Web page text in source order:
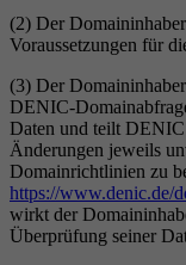
(2) Der
Voraussetzungen für
(3) Der
DENIC-
Daten und teilt
Änderungen jeweils
Domainrichtlinien zu
https://www.denic.de/
wirkt der
Überprüfung seiner